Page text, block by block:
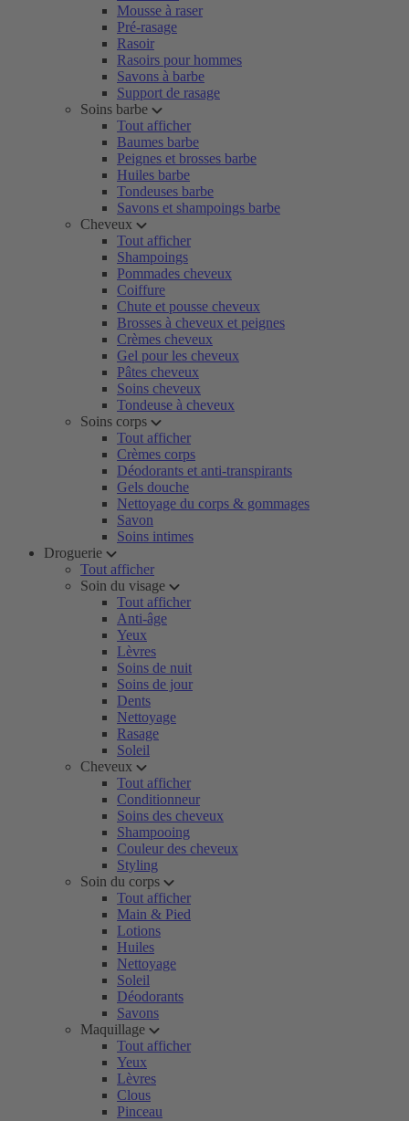
Mousse à raser
Pré-rasage
Rasoir
Rasoirs pour hommes
Savons à barbe
Support de rasage
Soins barbe
Tout afficher
Baumes barbe
Peignes et brosses barbe
Huiles barbe
Tondeuses barbe
Savons et shampoings barbe
Cheveux
Tout afficher
Shampoings
Pommades cheveux
Coiffure
Chute et pousse cheveux
Brosses à cheveux et peignes
Crèmes cheveux
Gel pour les cheveux
Pâtes cheveux
Soins cheveux
Tondeuse à cheveux
Soins corps
Tout afficher
Crèmes corps
Déodorants et anti-transpirants
Gels douche
Nettoyage du corps & gommages
Savon
Soins intimes
Droguerie
Tout afficher
Soin du visage
Tout afficher
Anti-âge
Yeux
Lèvres
Soins de nuit
Soins de jour
Dents
Nettoyage
Rasage
Soleil
Cheveux
Tout afficher
Conditionneur
Soins des cheveux
Shampooing
Couleur des cheveux
Styling
Soin du corps
Tout afficher
Main & Pied
Lotions
Huiles
Nettoyage
Soleil
Déodorants
Savons
Maquillage
Tout afficher
Yeux
Lèvres
Clous
Pinceau